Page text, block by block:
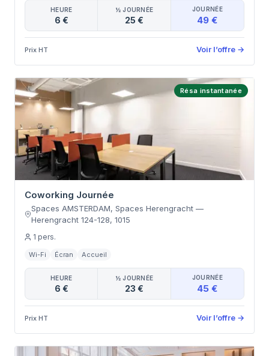
HEURE
6 €
½ JOURNÉE
25 €
JOURNÉE
49 €
Prix HT Voir l’offre →
Résa instantanée
Coworking Journée
Spaces AMSTERDAM, Spaces Herengracht —
Herengracht 124-128, 1015
1 pers.
Wi-Fi Écran Accueil
HEURE
6 €
½ JOURNÉE
23 €
JOURNÉE
45 €
Prix HT Voir l’offre →